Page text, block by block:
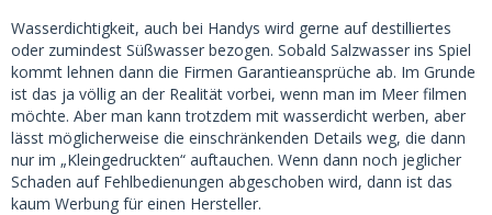
Wasserdichtigkeit, auch bei Handys wird gerne auf destilliertes
oder zumindest Süßwasser bezogen. Sobald Salzwasser ins Spiel
kommt lehnen dann die Firmen Garantieansprüche ab. Im Grunde
ist das ja völlig an der Realität vorbei, wenn man im Meer filmen
möchte. Aber man kann trotzdem mit wasserdicht werben, aber
lässt möglicherweise die einschränkenden Details weg, die dann
nur im „Kleingedruckten“ auftauchen. Wenn dann noch jeglicher
Schaden auf Fehlbedienungen abgeschoben wird, dann ist das
kaum Werbung für einen Hersteller.